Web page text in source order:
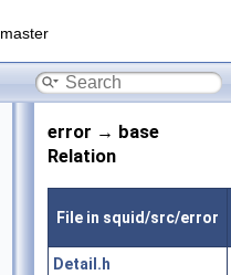
master
error → base
Relation
File in squid/src/error
Detail.h